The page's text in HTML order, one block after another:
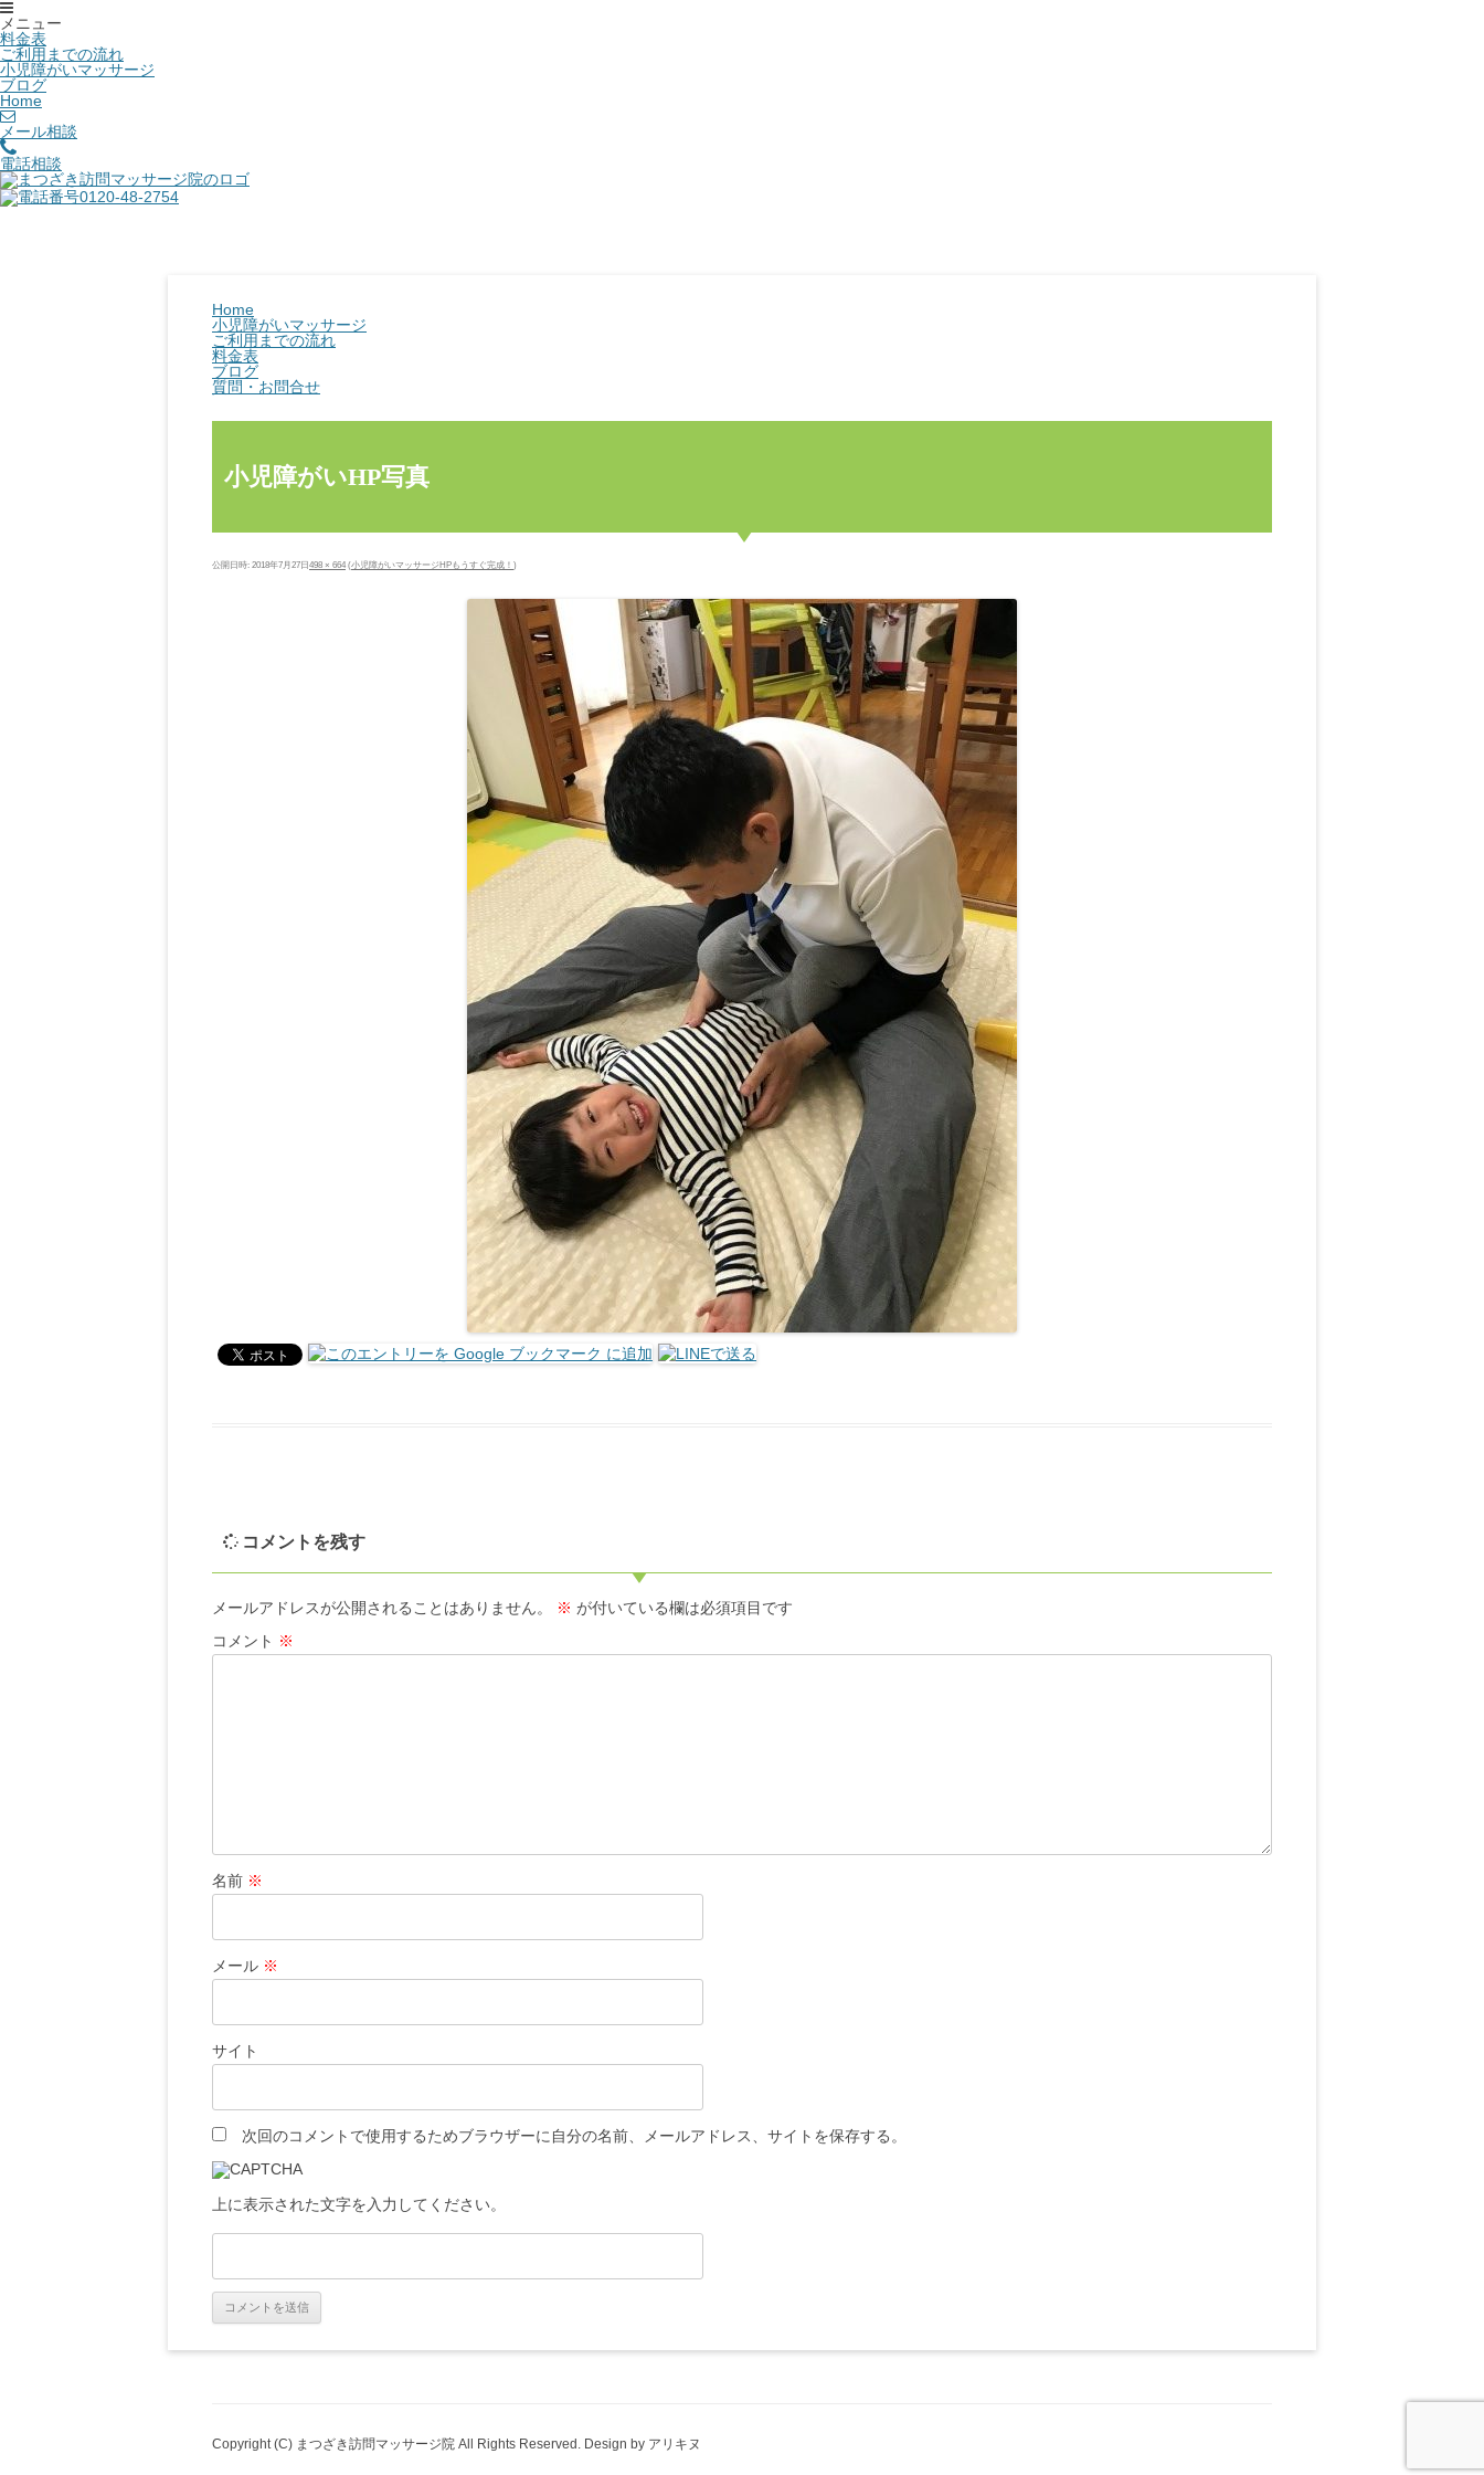
メニュー
料金表
ご利用までの流れ
小児障がいマッサージ
ブログ
Home
メール相談
電話相談
Home
小児障がいマッサージ
ご利用までの流れ
料金表
ブログ
質問・お問合せ
小児障がいHP写真
公開日時: 2018年7月27日 498 × 664 (小児障がいマッサージHPもうすぐ完成！ )
コメントを残す
メールアドレスが公開されることはありません。 ※ が付いている欄は必須項目です
コメント ※
名前 ※
メール ※
サイト
次回のコメントで使用するためブラウザーに自分の名前、メールアドレス、サイトを保存する。
上に表示された文字を入力してください。
Copyright (C) まつざき訪問マッサージ院 All Rights Reserved. Design by アリキヌ